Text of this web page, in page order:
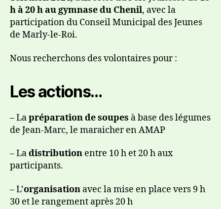
h à 20 h au gymnase du Chenil, avec la
participation du Conseil Municipal des Jeunes
de Marly-le-Roi.
Nous recherchons des volontaires pour :
Les actions…
– Lapréparation de soupes à base des légumes
de Jean-Marc, le maraicher en AMAP
– Ladistribution entre 10 h et 20 h aux
participants.
– L’organisation avec la mise en place vers 9 h
30 et le rangement après 20 h